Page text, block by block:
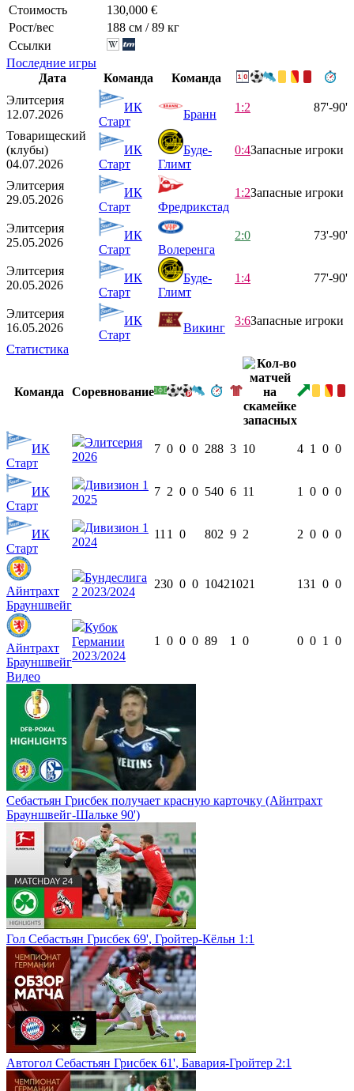
Стоимость
130,000 €
Рост/вес
188 см / 89 кг
Ссылки
Последние игры
Дата
Команда
Команда
Элитсерия
12.07.2026
ИК
Старт
Бранн
1:2 87'-90'
Товарищеский
(клубы)
04.07.2026
ИК
Старт
Буде-
Глимт
0:4Запасные игроки
Элитсерия
29.05.2026
ИК
Старт
Фредрикстад
1:2Запасные игроки
Элитсерия
25.05.2026
ИК
Старт
Волеренга
2:0 73'-90'
Элитсерия
20.05.2026
ИК
Старт
Буде-
Глимт
1:4 77'-90'
Элитсерия
16.05.2026
ИК
Старт
Викинг
3:6Запасные игроки
Статистика
Команда Соревнование
ИК
Старт
Элитсерия
2026
7 0 0 0 288 3 10 4 1 0 0
ИК
Старт
Дивизион 1
2025
7 2 0 0 540 6 11 1 0 0 0
ИК
Старт
Дивизион 1
2024
11 1 0 802 9 2 2 0 0 0
Айнтрахт
Брауншвейг
Бундеслига
2 2023/2024
230 0 0 10421021 131 0 0
Айнтрахт
Брауншвейг
Кубок
Германии
2023/2024
1 0 0 0 89 1 0 0 0 1 0
Видео
Себастьян Грисбек получает красную карточку (Айнтрахт
Брауншвейг-Шальке 90')
Гол Себастьян Грисбек 69', Гройтер-Кёльн 1:1
Автогол Себастьян Грисбек 61', Бавария-Гройтер 2:1